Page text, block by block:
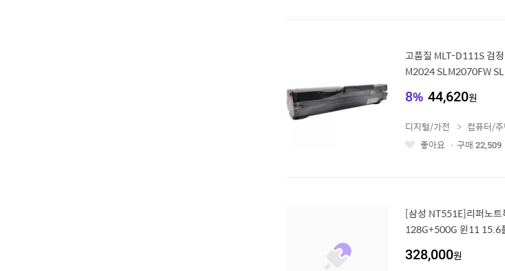
고품질 MLT-D111S 검
M2024 SLM2070FW
8% 44,620원
좋
디지털/가전 컴퓨터/
좋아요
구매 22,509
[삼성 NT551E]리퍼노
128G+500G 윈11 15.6
328,000원